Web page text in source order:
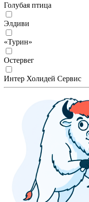
Голубая птица
Элдиви
«Турин»
Остервег
Интер Холидей Сервис